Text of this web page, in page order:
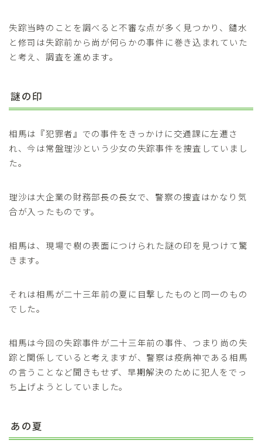
失踪当時のことを調べると不審な点が多く見つかり、鑓水
と修司は失踪前から尚が何らかの事件に巻き込まれていた
と考え、調査を進めます。
謎の印
相馬は『犯罪者』での事件をきっかけに交通課に左遷さ
れ、今は常盤理沙という少女の失踪事件を捜査していまし
た。
理沙は大企業の財務部長の長女で、警察の捜査はかなり気
合が入ったものです。
相馬は、現場で樹の表面につけられた謎の印を見つけて驚
きます。
それは相馬が二十三年前の夏に目撃したものと同一のもの
でした。
相馬は今回の失踪事件が二十三年前の事件、つまり尚の失
踪と関係していると考えますが、警察は疫病神である相馬
の言うことなど聞きもせず、早期解決のために犯人をでっ
ち上げようとしていました。
あの夏